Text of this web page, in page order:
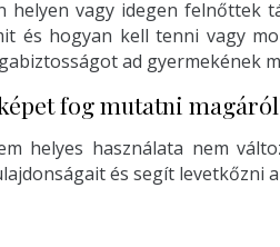
helyen vagy idegen felnőttek
és hogyan kell tenni vagy
ad gyermekének
fog mutatni
helyes használata nem
és segít levetkőzni